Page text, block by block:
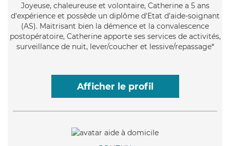
Joyeuse, chaleureuse et volontaire, Catherine a 5 ans
d'expérience et possède un diplôme d'Etat d'aide-soignant
(AS). Maitrisant bien la démence et la convalescence
postopératoire, Catherine apporte ses services de activités,
surveillance de nuit, lever/coucher et lessive/repassage*
Afficher le profil